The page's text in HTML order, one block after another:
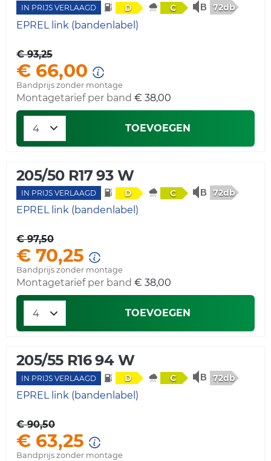
IN PRIJS VERLAAGD D C 72db
EPREL link (bandenlabel)
€ 93,25
€ 66,00
Bandprijs zonder montage
Montagetarief per band € 38,00
TOEVOEGEN
205/50 R17 93 W
IN PRIJS VERLAAGD D C 72db
EPREL link (bandenlabel)
€ 97,50
€ 70,25
Bandprijs zonder montage
Montagetarief per band € 38,00
TOEVOEGEN
205/55 R16 94 W
IN PRIJS VERLAAGD D C 72db
EPREL link (bandenlabel)
€ 90,50
€ 63,25
Bandprijs zonder montage